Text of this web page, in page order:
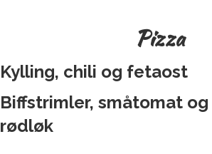
Pizza
Kylling, chili og fetaost
Biffstrimler, småtomat og
rødløk